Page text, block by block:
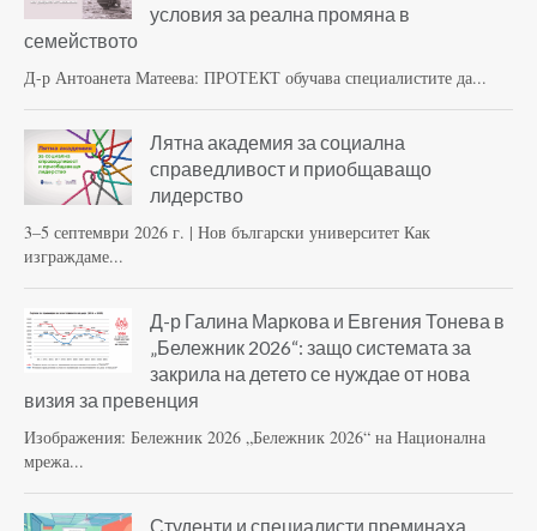
условия за реална промяна в
семейството
Д-р Антоанета Матеева: ПРОТЕКТ обучава специалистите да...
Лятна академия за социална
справедливост и приобщаващо
лидерство
3–5 септември 2026 г. | Нов български университет Как
изграждаме...
Д-р Галина Маркова и Евгения Тонева в
„Бележник 2026“: защо системата за
закрила на детето се нуждае от нова
визия за превенция
Изображения: Бележник 2026 „Бележник 2026“ на Национална
мрежа...
Студенти и специалисти преминаха